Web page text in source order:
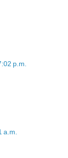
p.m.
a.m.